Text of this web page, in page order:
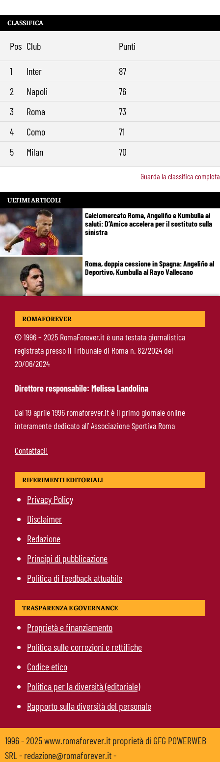
CLASSIFICA
Pos Club Punti
1 Inter
87
2
Napoli
76
3
Roma
73
4
Como
71
5
Milan 70
Guarda la classifica completa
ULTIMI ARTICOLI
Calciomercato Roma, Angeliño e Kumbulla ai
saluti: D’Amico accelera per il sostituto sulla
sinistra
Roma, doppia cessione in Spagna: Angeliño al
Deportivo, Kumbulla al Rayo Vallecano
Pellegrini-Roma, rinnovo già impostato: ecco
Roma-Read, il retroscena: rifiutati 29 milioni e
il 10% sulla rivendita
ROMAFOREVER
©1996 – 2025 RomaForever.it è una testata giornalistica
registrata presso il Tribunale di Roma n. 82/2024 del
20/06/2024
Direttore responsabile: Melissa Landolina
Dal 19 aprile 1996 romaforever.it è il primo giornale online
interamente dedicato all’ Associazione Sportiva Roma
Contattaci!
RIFERIMENTI EDITORIALI
Privacy Policy
Disclaimer
Redazione
Principi di pubblicazione
Politica di feedback attuabile
TRASPARENZA E GOVERNANCE
Proprietà e finanziamento
Politica sulle correzioni e rettifiche
Codice etico
Politica per la diversità (editoriale)
Rapporto sulla diversità del personale
1996 - 2025 www.romaforever.it proprietà di GFG POWERWEB
SRL - redazione@romaforever.it -